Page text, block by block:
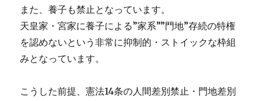
また、養子も禁止となっています。
天皇家・宮家に養子による”家系””門地”存続の特権
を認めないという非常に抑制的・ストイックな枠組
みとなっています。
こうした前提、憲法14条の人間差別禁止・門地差別